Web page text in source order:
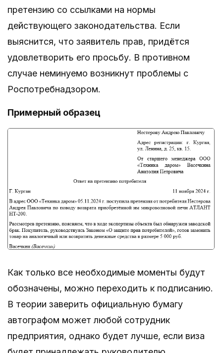
претензию со ссылками на нормы
действующего законодательства. Если
выяснится, что заявитель прав, придётся
удовлетворить его просьбу. В противном
случае неминуемо возникнут проблемы с
Роспотребнадзором.
Примерный образец
Как только все необходимые моменты будут
обозначены, можно переходить к подписанию.
В теории заверить официальную бумагу
автографом может любой сотрудник
предприятия, однако будет лучше, если виза